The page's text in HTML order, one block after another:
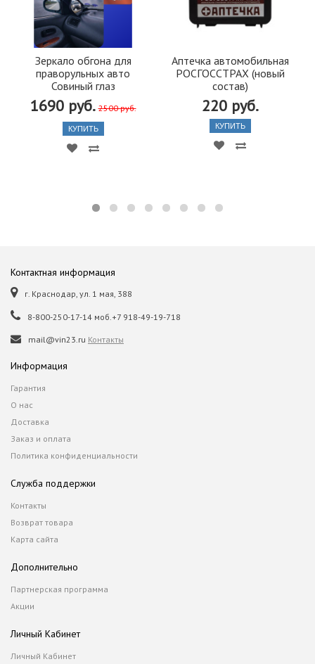
Зеркало обгона для
праворульных авто
Совиный глаз
1690 руб. 2500 руб.
КУПИТЬ
Аптечка автомобильная
РОСГОССТРАХ (новый
состав)
220 руб.
КУПИТЬ
Контактная информация
г. Краснодар, ул. 1 мая, 388
8-800-250-17-14 моб.+7 918-49-19-718
mail@vin23.ru Контакты
Информация
Гарантия
О нас
Доставка
Заказ и оплата
Политика конфиденциальности
Служба поддержки
Контакты
Возврат товара
Карта сайта
Дополнительно
Партнерская программа
Акции
Личный Кабинет
Личный Кабинет